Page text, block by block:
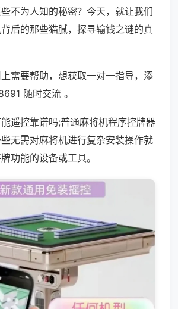
不为人知的秘密？今天，就让我们
后的那些猫腻，探寻输钱之谜的真
需要帮助，想获取一对一指导，添
随时交流 。
遥控靠谱吗;普通麻将机程序控牌器
无需对麻将机进行复杂安装操作就
功能的设备或工具。